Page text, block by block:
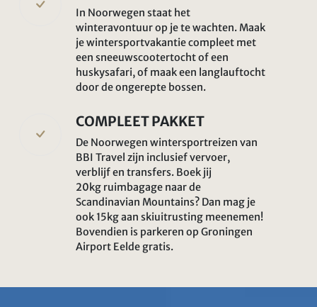
In Noorwegen staat het
winteravontuur op je te wachten. Maak
je wintersportvakantie compleet met
een sneeuwscootertocht of een
huskysafari, of maak een langlauftocht
door de ongerepte bossen.
COMPLEET PAKKET
De Noorwegen wintersportreizen van
BBI Travel zijn inclusief vervoer,
verblijf en transfers. Boek jij
20kg ruimbagage naar de
Scandinavian Mountains? Dan mag je
ook 15kg aan skiuitrusting meenemen!
Bovendien is parkeren op Groningen
Airport Eelde gratis.